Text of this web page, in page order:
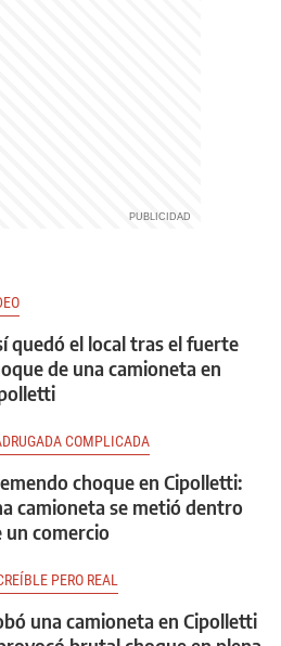
quedó el local tras el fuerte
de una camioneta en
COMPLICADA
choque en Cipolletti:
camioneta se metió dentro
un comercio
PERO REAL
una camioneta en Cipolletti